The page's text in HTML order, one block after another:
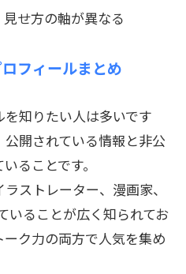
せ方の軸が異なる
フィールまとめ
知りたい人は多いです
開されている情報と非公
ることです。
ストレーター、漫画家、
いることが広く知られてお
ク力の両方で人気を集め